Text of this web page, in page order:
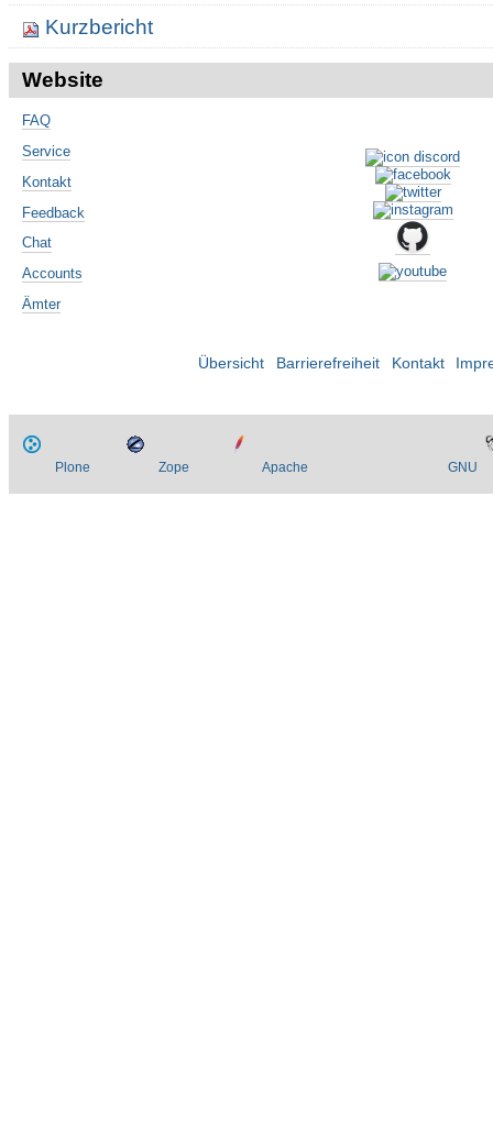
Kurzbericht
Website
FAQ
Service
Kontakt
Feedback
Chat
Accounts
Ämter
Übersicht Barrierefreiheit Kontakt
Plone Zope Apache GNU